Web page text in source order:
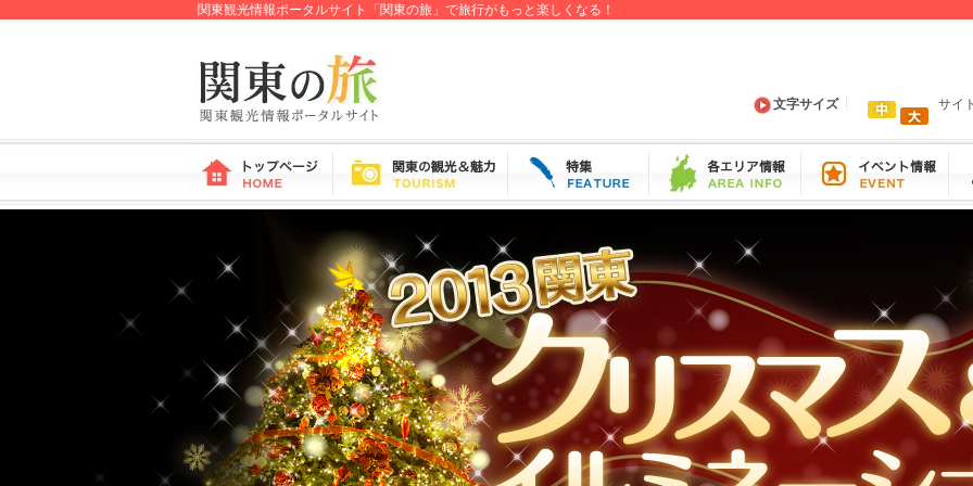
関東観光情報ポータルサイト「関東の旅」で旅行がもっと楽しくなる！
サイ
文字サイズ